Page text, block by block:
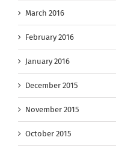
March 2016
February 2016
January 2016
December 2015
November 2015
October 2015